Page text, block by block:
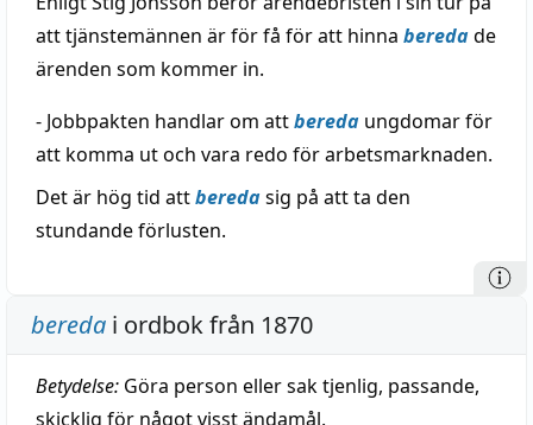
att tjänstemännen är för få för att hinna beredade
ärenden som kommer in.
- Jobbpakten handlar om attbereda ungdomar för
att komma ut och vara redo för arbetsmarknaden.
Det är hög tid attberedasig på att ta den
stundande förlusten.
bereda i ordbok från 1870
Betydelse: Göra person eller sak tjenlig, passande,
skicklig för något visst ändamål.